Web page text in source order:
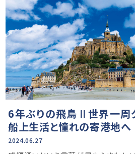
6年ぶりの飛鳥Ⅱ世界一周
船上生活と憧れの寄港地へ
2024.06.27